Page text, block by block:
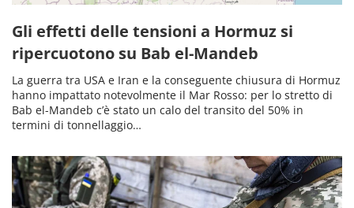
Gli effetti delle tensioni a Hormuz si
ripercuotono su Bab el-Mandeb
La guerra tra USA e Iran e la conseguente chiusura di Hormuz
hanno impattato notevolmente il Mar Rosso: per lo stretto di
Bab el-Mandeb c’è stato un calo del transito del 50% in
termini di tonnellaggio…